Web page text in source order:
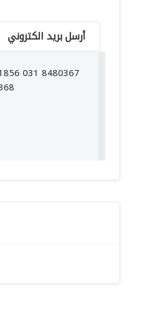
أرسل بريد الكتروني
031 8480367